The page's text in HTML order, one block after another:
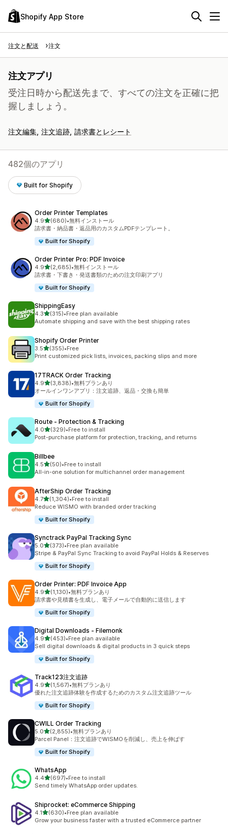
Shopify App Store
注文と配送 注文
注文アプリ
受注日時から配送先まで、すべての注文を正確に把
握しましょう。
注文編集 注文追跡 請求書とレシート
482個のアプリ
Built for Shopify
Order Printer Templates
4.95つ星中
(680)
合計レビュー数：680件
•無料インストール
請求書・納品書・返品用のカスタムPDFテンプレート。
Built for Shopify
Order Printer Pro: PDF Invoice
4.95つ星中
(2,685)
合計レビュー数：2685件
•無料インストール
請求書・下書き・発送書類のための注文印刷アプリ
Built for Shopify
ShippingEasy
4.35つ星中
(315)
合計レビュー数：315件
•Free plan available
Automate shipping and save with the best shipping rates
Shopify Order Printer
3.55つ星中
(355)
合計レビュー数：355件
•Free
Print customized pick lists, invoices, packing slips and more
17TRACK Order Tracking
4.95つ星中
(3,838)
合計レビュー数：3838件
•無料プランあり
オールインワンアプリ：注文追跡、返品・交換も簡単
Built for Shopify
Route ‑ Protection & Tracking
4.05つ星中
(329)
合計レビュー数：329件
•Free to install
Post-purchase platform for protection, tracking, and returns
Billbee
4.55つ星中
(50)
合計レビュー数：50件
•Free to install
All-in-one solution for multichannel order management
AfterShip Order Tracking
4.75つ星中
(1,304)
合計レビュー数：1304件
•Free to install
Reduce WISMO with branded order tracking
Built for Shopify
Synctrack PayPal Tracking Sync
5.05つ星中
(373)
合計レビュー数：373件
•Free plan available
Stripe & PayPal Sync Tracking to avoid PayPal Holds & Reserves
Built for Shopify
Order Printer: PDF Invoice App
4.95つ星中
(1,130)
合計レビュー数：1130件
•無料プランあり
請求書や見積書を生成し、電子メールで自動的に送信します
Built for Shopify
Digital Downloads ‑ Filemonk
4.95つ星中
(453)
合計レビュー数：453件
•Free plan available
Sell digital downloads & digital products in 3 quick steps
Built for Shopify
Track123注文追跡
4.95つ星中
(1,567)
合計レビュー数：1567件
•無料プランあり
優れた注文追跡体験を作成するためのカスタム注文追跡ツール
Built for Shopify
CWILL Order Tracking
5.05つ星中
(2,855)
合計レビュー数：2855件
•無料プランあり
Parcel Panel：注文追跡でWISMOを削減し、売上を伸ばす
Built for Shopify
WhatsApp
4.45つ星中
(697)
合計レビュー数：697件
•Free to install
Send timely WhatsApp order updates.
Shiprocket: eCommerce Shipping
4.15つ星中
(630)
合計レビュー数：630件
•Free plan available
Grow your business faster with a trusted eCommerce partner